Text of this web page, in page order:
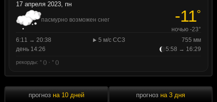
17 апреля 2023, пн
пасмурно возможен снег -11°
ночью -23°
6:11 → 20:38
5 м/с ССЗ
755 мм
день 14:26
5:58 → 16:29
рекорды: ° () · ° ()
прогноз на 10 дней прогноз на 3 дня